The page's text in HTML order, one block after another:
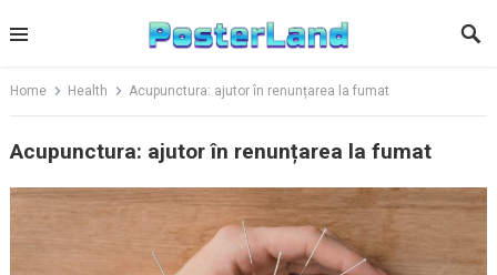
to
Home Health Acupunctura: ajutor în renunțarea la fumat
Acupunctura: ajutor în renunțarea la fumat